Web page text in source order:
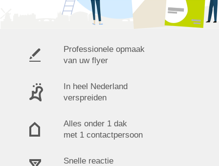
Professionele opmaak
van uw flyer
In heel Nederland
verspreiden
Alles onder 1 dak
met 1 contactpersoon
Snelle reactie